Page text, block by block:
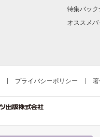
特集バッ
オススメ
プライバシーポリシー